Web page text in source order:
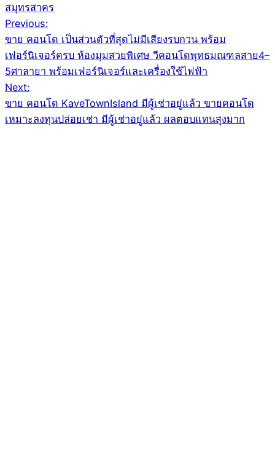
สมุทรสาคร
Post
navigation
Previous:
ขาย คอนโด เป็นส่วนตัวที่สุดไม่มีเสียงรบกวน พร้อม
เฟอร์นิเจอร์ครบ ห้องมุมสวยพิเศษ วีคอนโดพุทธมณฑลสาย4–
5ศาลายา พร้อมเฟอร์นิเจอร์และเครื่องใช้ไฟฟ้า
Next:
ขาย คอนโด KaveTownIsland มีผู้เช่าอยู่แล้ว ขายคอนโด
เหมาะลงทุนปล่อยเช่า มีผู้เช่าอยู่แล้ว ผลตอบแทนสุงมาก